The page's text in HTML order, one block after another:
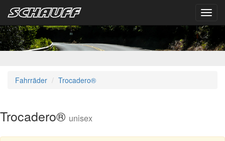
Fahrräder Trocadero®
Trocadero® unisex